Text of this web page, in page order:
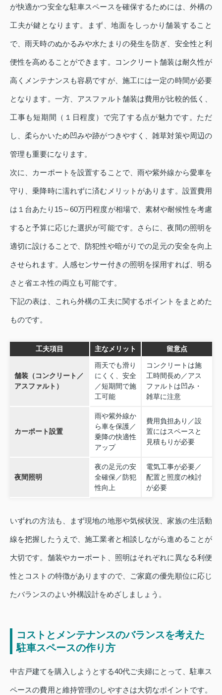
が快適かつ安全な駐車スペースを確保するためには、外構の
工夫が鍵となります。まず、地面をしっかり舗装すること
で、雨天時のぬかるみや水たまりの発生を防ぎ、安全性と利
便性を高めることができます。コンクリート舗装は耐久性が
高くメンテナンスも容易ですが、施工には一定の時間が必要
となります。一方、アスファルト舗装は費用が比較的低く、
工事も短期間（１日程度）で完了する点が魅力です。ただ
し、柔らかいため凹みや跡がつきやすく、雑草対策や周辺の
管理も重要になります。
次に、カーポートを設置することで、雨や紫外線から愛車を
守り、乗降時に濡れずに済むメリットがあります。設置費用
は１台あたり15～60万円程度が相場で、素材や耐候性を考慮
すると予算に応じた選択が可能です。さらに、夜間の照明を
適切に設けることで、防犯性や暗がりでの足元の安全を向上
させられます。人感センサー付きの照明を採用すれば、明る
さと省エネ性の両立も可能です。
下記の表は、これら外構の工夫に関するポイントをまとめた
ものです。
工夫項目 主なメリット 留意点
舗装（コンクリート／
アスファルト）
雨天でも滑り
にくく、安全
／短期間で施
工可能
コンクリートは施
工時間長め／アス
ファルトは凹み・
雑草に注意
カーポート設置
雨や紫外線か
ら車を保護／
乗降の快適性
アップ
費用負担あり／設
置にはスペースと
見積もりが必要
夜間照明
夜の足元の安
全確保／防犯
性向上
電気工事が必要／
配置と照度の検討
が必要
いずれの方法も、まず現地の地形や気候状況、家族の生活動
線を把握したうえで、施工業者と相談しながら進めることが
大切です。舗装やカーポート、照明はそれぞれに異なる利便
性とコストの特徴がありますので、ご家庭の優先順位に応じ
たバランスのよい外構設計をめざしましょう。
コストとメンテナンスのバランスを考えた
駐車スペースの作り方
中古戸建てを購入しようとする40代ご夫婦にとって、駐車ス
ペースの費用と維持管理のしやすさは大切なポイントです。